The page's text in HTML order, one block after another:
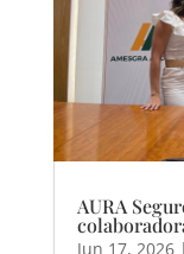
AURA
Jun 17, 2026|